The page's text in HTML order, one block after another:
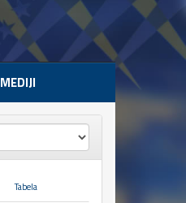
MEDIJI
Tabela